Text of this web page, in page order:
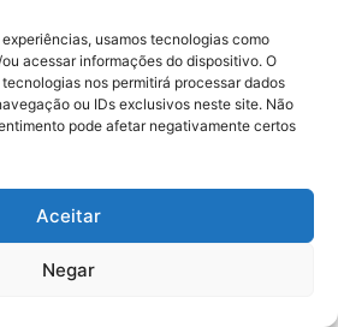
usamos tecnologias como
acessar informações do dispositivo. O
nos permitirá processar dados
ou IDs exclusivos neste site. Não
pode afetar negativamente certos
Aceitar
Negar
suspeito de
Rodrigo presta